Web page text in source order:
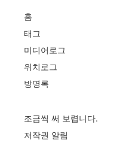
홈
태그
미디어로그
위치로그
방명록
조금씩 써 보렵니다.
저작권 알림